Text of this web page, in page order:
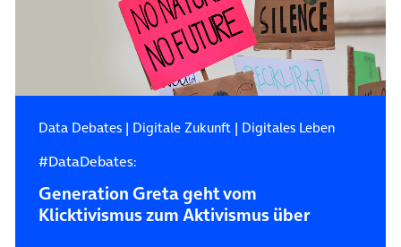
Data Debates| Digitale Zukunft| Digitales Leben
#DataDebates:
Generation Greta geht vom
Klicktivismus zum Aktivismus über